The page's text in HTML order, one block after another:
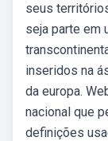
seus
seja parte em
inseridos na
da europa.
nacional que
definições